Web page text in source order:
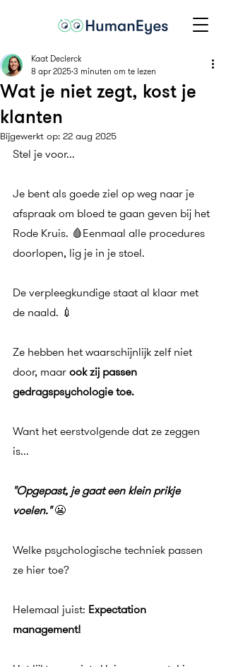
Wat je niet zegt, kost je
klanten
Kaat Declerck
8 apr 2025 3 minuten om te lezen
Bijgewerkt op: 22 aug 2025
Stel je voor...
Je bent als goede ziel op weg naar je
afspraak om bloed te gaan geven bij het
Rode Kruis. 🩸Eenmaal alle procedures
doorlopen, lig je in je stoel.
De verpleegkundige staat al klaar met
de naald. 💉
Ze hebben het waarschijnlijk zelf niet
door, maar ook zij passen
gedragspsychologie toe.
Want het eerstvolgende dat ze zeggen
is...
"Opgepast, je gaat een klein prikje
voelen." 😬
Welke psychologische techniek passen
ze hier toe?
Helemaal juist: Expectation
management!